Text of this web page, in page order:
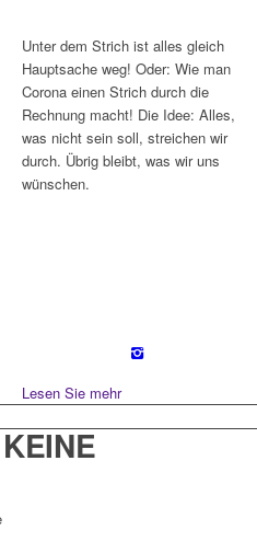
Unter dem Strich ist alles gleich
Hauptsache weg! Oder: Wie man
Corona einen Strich durch die
Rechnung macht! Die Idee: Alles,
was nicht sein soll, streichen wir
durch. Übrig bleibt, was wir uns
wünschen.
Lesen Sie mehr